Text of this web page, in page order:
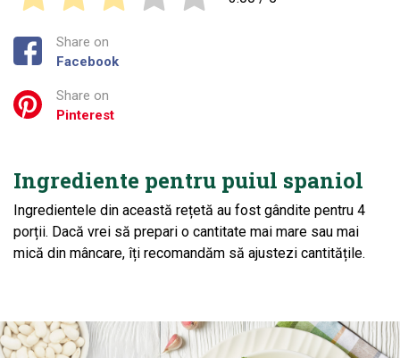
Share on
Facebook
Share on
Pinterest
Ingrediente pentru puiul spaniol
Ingredientele din această rețetă au fost gândite pentru 4
porții. Dacă vrei să prepari o cantitate mai mare sau mai
mică din mâncare, îți recomandăm să ajustezi cantitățile.